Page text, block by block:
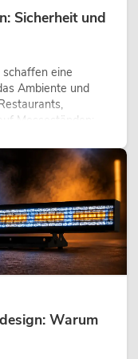
Sicherheit und
schaffen eine
Ambiente und
Messeständen:
längst zum
Warum